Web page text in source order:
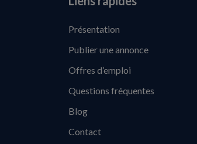
Présentation
Publier une annonce
Offres d’emploi
Questions fréquentes
Blog
Contact